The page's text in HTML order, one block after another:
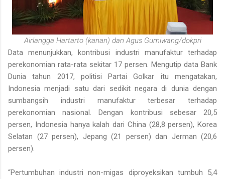
Airlangga Hartarto (kanan) dan Agus Gumiwang/dokpri
Data menunjukkan, kontribusi industri manufaktur terhadap
perekonomian rata-rata sekitar 17 persen. Mengutip data Bank
Dunia tahun 2017, politisi Partai Golkar itu mengatakan,
Indonesia menjadi satu dari sedikit negara di dunia dengan
sumbangsih industri manufaktur terbesar terhadap
perekonomian nasional. Dengan kontribusi sebesar 20,5
persen, Indonesia hanya kalah dari China (28,8 persen), Korea
Selatan (27 persen), Jepang (21 persen) dan Jerman (20,6
persen).
“Pertumbuhan industri non-migas diproyeksikan tumbuh 5,4